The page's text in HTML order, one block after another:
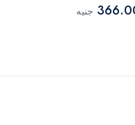
قطع - لون ازرق
جنيه